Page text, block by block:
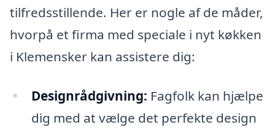
tilfredsstillende. Her er nogle af de måder,
hvorpå et firma med speciale i nyt køkken
i Klemensker kan assistere dig:
Designrådgivning: Fagfolk kan hjælpe
dig med at vælge det perfekte design